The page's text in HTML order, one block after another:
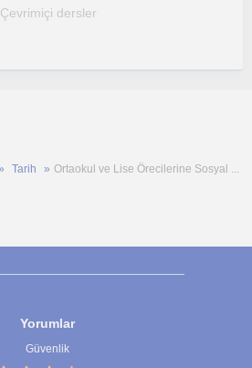
Çevrimiçi dersler
Tarih Ortaokul ve Lise Örecilerine Sosyal ...
Yorumlar
Güvenlik